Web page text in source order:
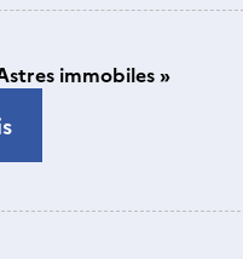
immobiles »